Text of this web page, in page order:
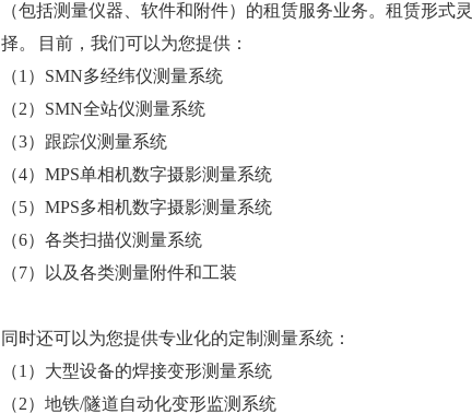
（包括测量仪器、软件和附件）的租赁服务业务。租赁形
择。 目前，我们可以为您提供：
（1）SMN多经纬仪测量系统
（2）SMN全站仪测量系统
（3）跟踪仪测量系统
（4）MPS单相机数字摄影测量系统
（5）MPS多相机数字摄影测量系统
（6）各类扫描仪测量系统
（7）以及各类测量附件和工装
同时还可以为您提供专业化的定制测量系统：
（1）大型设备的焊接变形测量系统
（2）地铁/隧道自动化变形监测系统